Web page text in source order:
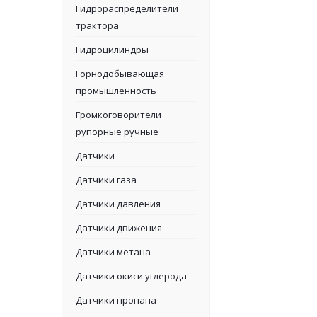
Гидрораспределители
трактора
Гидроцилиндры
Горнодобывающая
промышленность
Громкоговорители
рупорные ручные
Датчики
Датчики газа
Датчики давления
Датчики движения
Датчики метана
Датчики окиси углерода
Датчики пропана